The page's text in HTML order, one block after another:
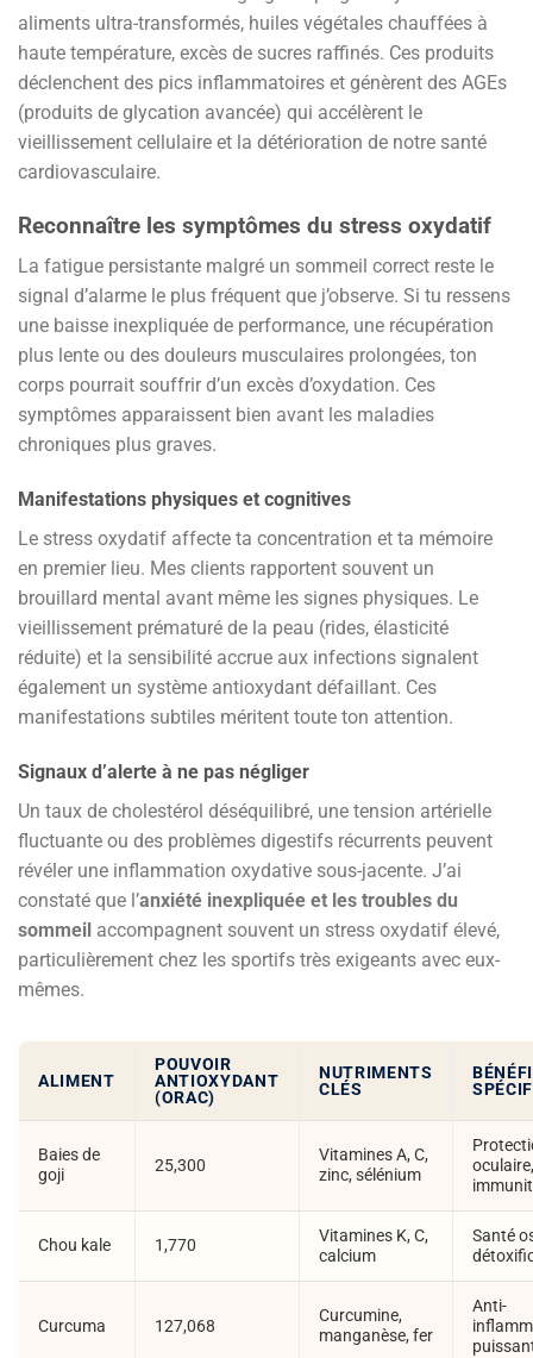
aliments ultra-transformés, huiles végétales chauffées à
haute température, excès de sucres raffinés. Ces produits
déclenchent des pics inflammatoires et génèrent des AGEs
(produits de glycation avancée) qui accélèrent le
vieillissement cellulaire et la détérioration de notre santé
cardiovasculaire.
Reconnaître les symptômes du stress oxydatif
La fatigue persistante malgré un sommeil correct reste le
signal d’alarme le plus fréquent que j’observe. Si tu ressens
une baisse inexpliquée de performance, une récupération
plus lente ou des douleurs musculaires prolongées, ton
corps pourrait souffrir d’un excès d’oxydation. Ces
symptômes apparaissent bien avant les maladies
chroniques plus graves.
Manifestations physiques et cognitives
Le stress oxydatif affecte ta concentration et ta mémoire
en premier lieu. Mes clients rapportent souvent un
brouillard mental avant même les signes physiques. Le
vieillissement prématuré de la peau (rides, élasticité
réduite) et la sensibilité accrue aux infections signalent
également un système antioxydant défaillant. Ces
manifestations subtiles méritent toute ton attention.
Signaux d’alerte à ne pas négliger
Un taux de cholestérol déséquilibré, une tension artérielle
fluctuante ou des problèmes digestifs récurrents peuvent
révéler une inflammation oxydative sous-jacente. J’ai
constaté que l’anxiété inexpliquée et les troubles du
sommeil accompagnent souvent un stress oxydatif élevé,
particulièrement chez les sportifs très exigeants avec eux-
mêmes.
ALIMENT
POUVOIR
ANTIOXYDANT
(ORAC)
NUTRIMENTS
CLÉS
Baies de
goji
25,300
Vitamines A, C,
zinc, sélénium
oculaire,
Chou kale 1,770
Vitamines K, C,
calcium
Santé
Curcuma 127,068
Curcumine,
manganèse, fer
Anti-